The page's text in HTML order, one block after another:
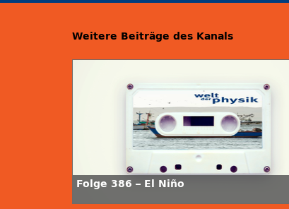
Weitere Beiträge des Kanals
Folge 386 – El Niño